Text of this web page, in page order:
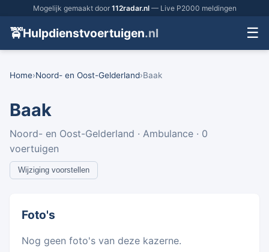
Mogelijk gemaakt door 112radar.nl— Live P2000 meldingen
🚖Hulpdienstvoertuigen.nl ☰
Home›Noord- en Oost-Gelderland›Baak
Baak
Noord- en Oost-Gelderland · Ambulance · 0
voertuigen
Wijziging voorstellen
Foto's
Nog geen foto's van deze kazerne.